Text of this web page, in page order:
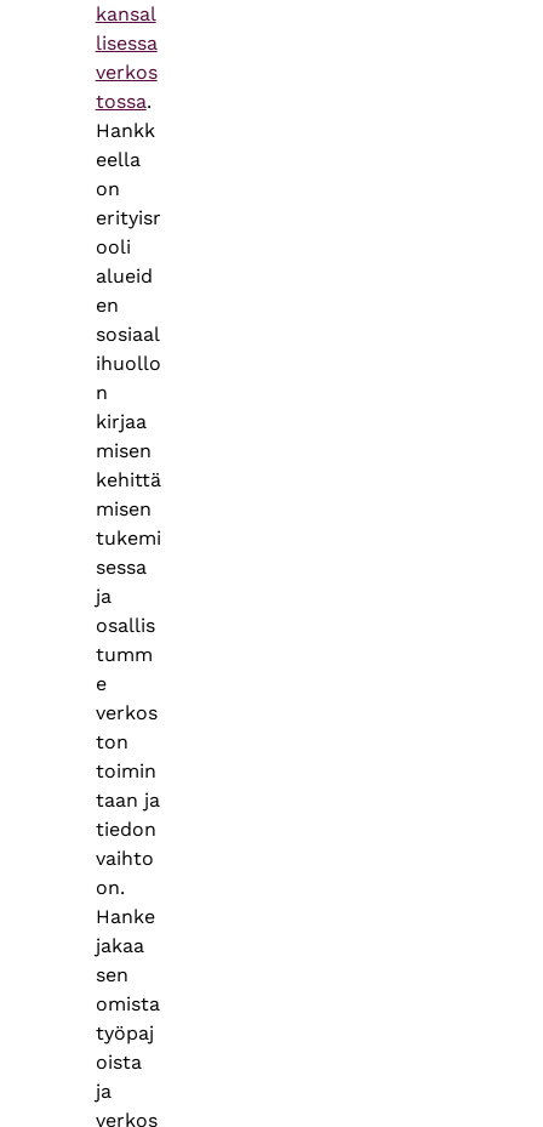
kansal
lisessa
verkos
tossa.
Hankk
eella
on
erityisr
ooli
alueid
en
sosiaal
ihuollo
n
kirjaa
misen
kehittä
misen
tukemi
sessa
ja
osallis
tumm
e
verkos
ton
toimin
taan ja
tiedon
vaihto
on.
Hanke
jakaa
sen
omista
työpaj
oista
ja
verkos